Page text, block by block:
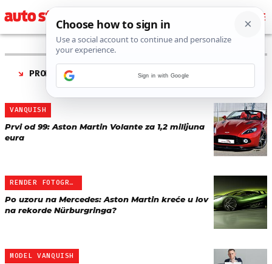
PRONAĐENO 29 REZULTATA ZA TAG “
VANQUISH S”
VANQUISH
Prvi od 99: Aston Martin Volante za 1,2 milijuna
eura
RENDER FOTOGRAFIJA
Po uzoru na Mercedes: Aston Martin kreće u lov
na rekorde Nürburgringa?
MODEL VANQUISH
Sign in with Google